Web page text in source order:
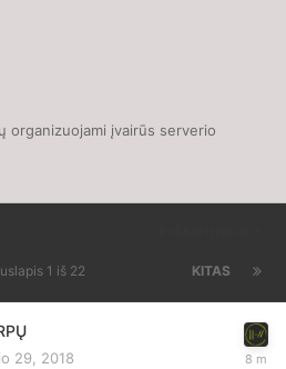
organizuojami įvairūs serverio
KITAS
1 iš 22
29, 2018